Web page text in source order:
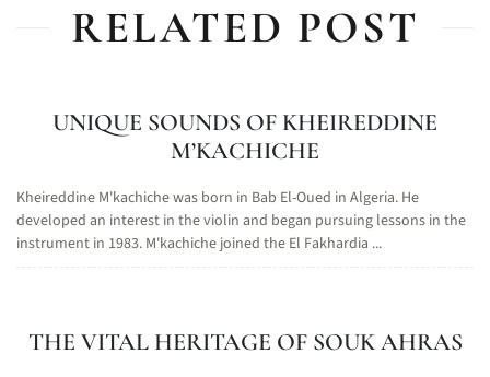
RELATED POST
UNIQUE SOUNDS OF KHEIREDDINE
M’KACHICHE
Kheireddine M'kachiche was born in Bab El-Oued in Algeria. He
developed an interest in the violin and began pursuing lessons in the
instrument in 1983. M'kachiche joined the El Fakhardia ...
THE VITAL HERITAGE OF SOUK AHRAS